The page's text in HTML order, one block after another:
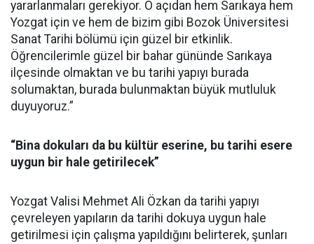
yararlanmaları gerekiyor. O açıdan hem Sarıkaya hem
Yozgat için ve hem de bizim gibi Bozok Üniversitesi
Sanat Tarihi bölümü için güzel bir etkinlik.
Öğrencilerimle güzel bir bahar gününde Sarıkaya
ilçesinde olmaktan ve bu tarihi yapıyı burada
solumaktan, burada bulunmaktan büyük mutluluk
duyuyoruz.”
“Bina dokuları da bu kültür eserine, bu tarihi esere
uygun bir hale getirilecek”
Yozgat Valisi Mehmet Ali Özkan da tarihi yapıyı
çevreleyen yapıların da tarihi dokuya uygun hale
getirilmesi için çalışma yapıldığını belirterek, şunları